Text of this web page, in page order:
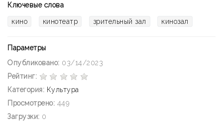
Ключевые слова
кино кинотеатр зрительный зал кинозал
Параметры
Опубликовано: 03/14/2023
Рейтинг:
Категория: Культура
Просмотрено: 449
Загрузки: 0